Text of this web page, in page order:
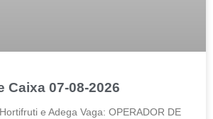
Caixa 07-08-2026
e Adega Vaga: OPERADOR DE